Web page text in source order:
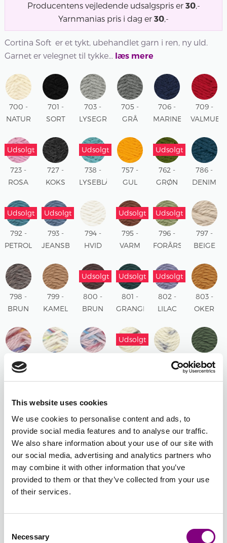
This website uses cookies
We use cookies to personalise content and ads, to
provide social media features and to analyse our traffic.
We also share information about your use of our site with
our social media, advertising and analytics partners who
may combine it with other information that you’ve
provided to them or that they’ve collected from your use
of their services.
Selection
Necessary
Producentens vejledende udsalgspris er 30,-
Yarnmanias pris i dag er 30,-
Cortina Soft er et tykt, ubehandlet garn i ren, ny uld.
Garnet er velegnet til tykke... læs mere
700 -
NATUR
701 -
SORT
703 -
LYSEGRÅ
705 -
GRÅ
706 -
MARINE
709 -
VALMUE
Udsolgt
723 -
ROSA
727 -
KOKS
Udsolgt
738 -
LYSEBLÅ
757 -
GUL
Udsolgt
762 -
GRØN
786 -
DENIM
Udsolgt
792 -
PETROL
Udsolgt
793 -
JEANSBLÅ
794 -
HVID
Udsolgt
795 -
VARM
Udsolgt
796 -
FORÅRSGRØN
797 -
BEIGE
798 -
BRUN
799 -
KAMEL
Udsolgt
800 -
BRUN
Udsolgt
801 -
GRANGRØN
Udsolgt
802 -
LILAC
803 -
OKER
804 -
FLAMINGO
PRINT
PRINT
PRINT
Udsolgt
PRINT
808 -
BLÅ
PRINT
809 -
810 -
INDIGOBLÅ
811 -
KITT
TWEED
812 -
LYS
GUL
813 -
MØRK
BRUN
MELERET
814 -
LYS
DENIM
TURKIS
MELERET
816 -
MELERET